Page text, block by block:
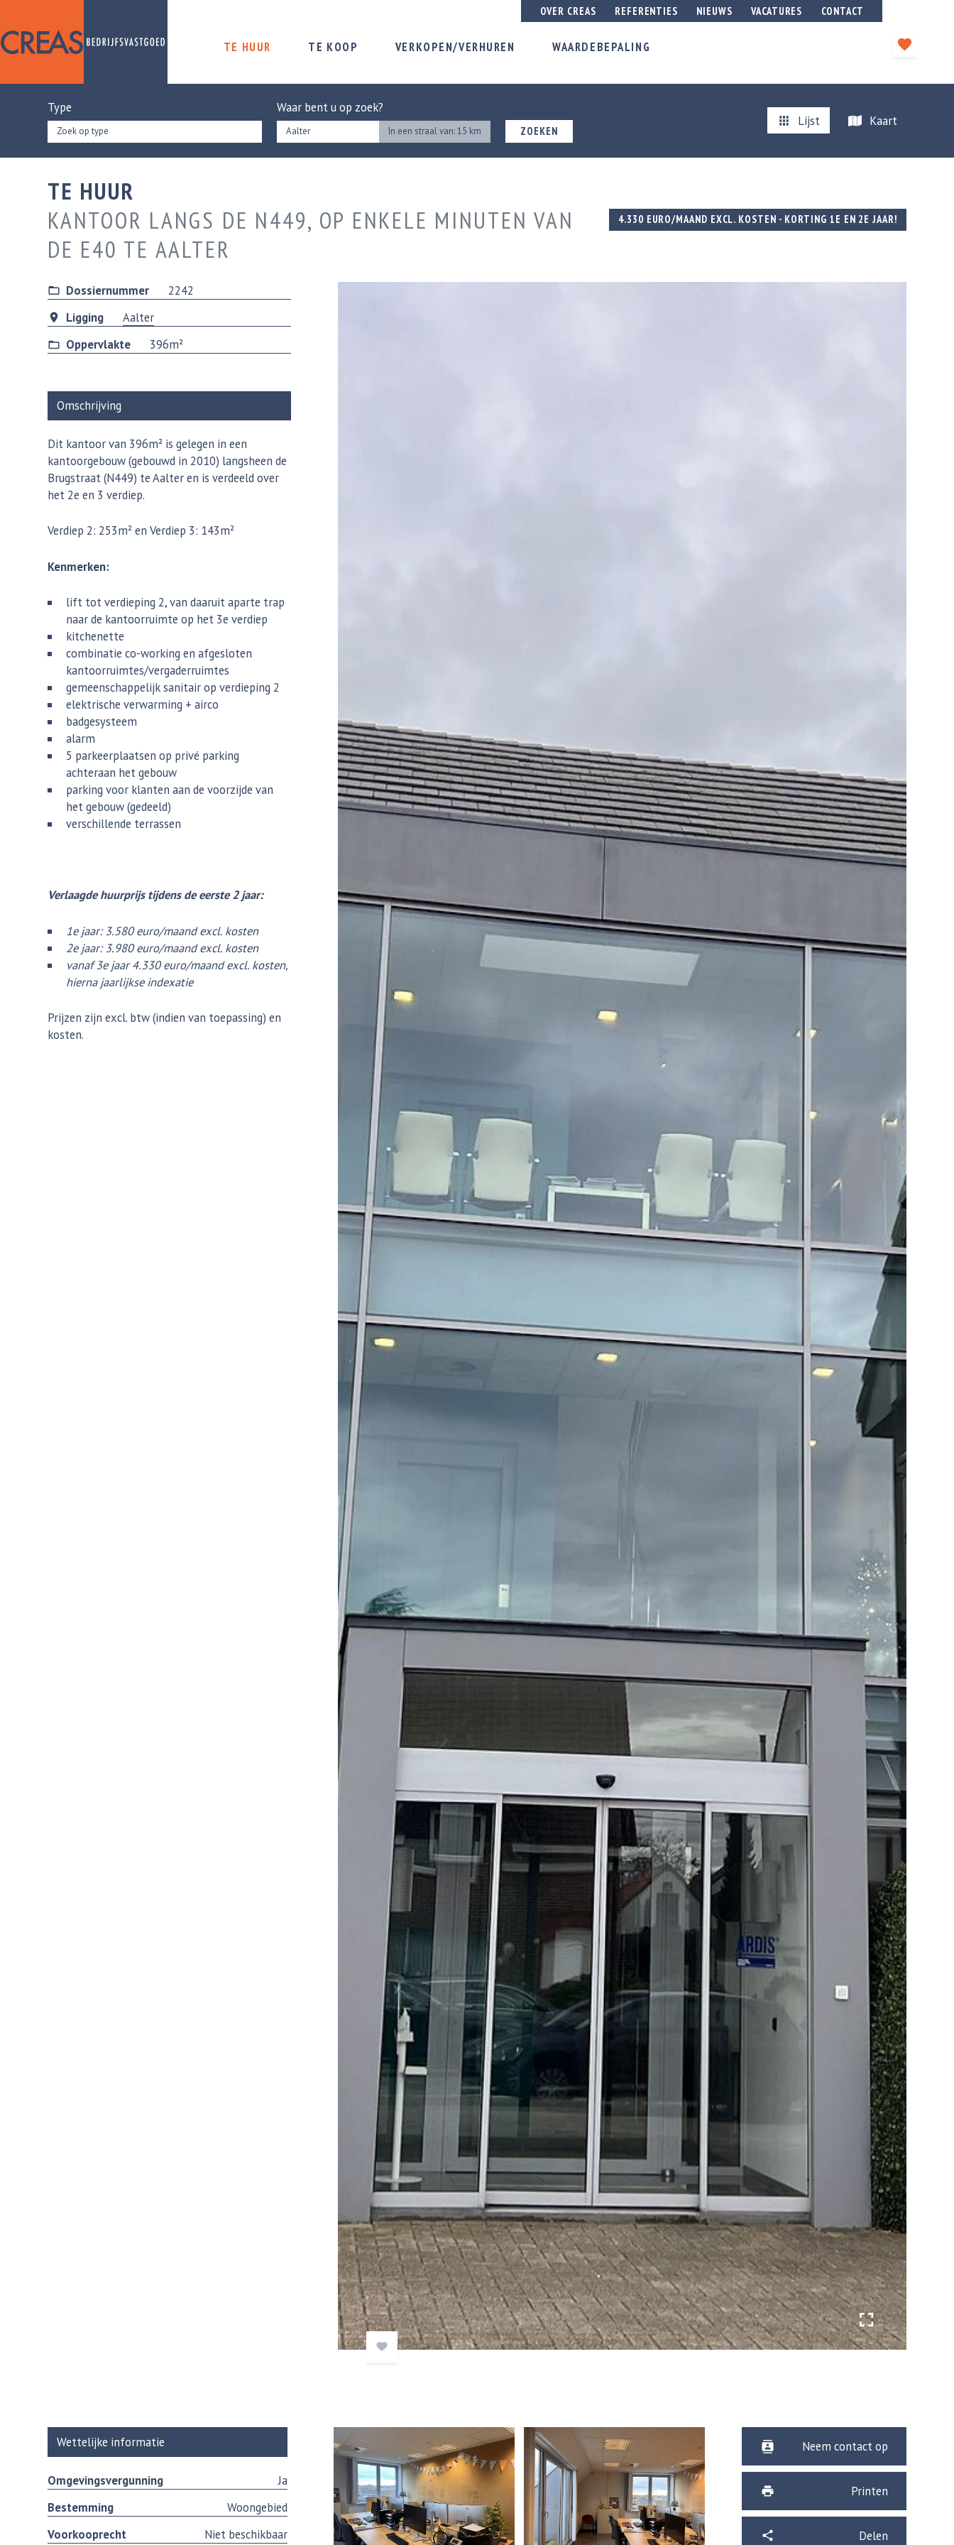
TE HUUR TE KOOP VERKOPEN/VERHUREN WAARDEBEPALING
OVER CREAS REFERENTIES NIEUWS VACATURES CONTACT
Type
Zoek op type
Waar bent u op zoek?
In een straal van: 15 km ZOEKEN
Lijst Kaart
TE HUUR
KANTOOR LANGS DE N449, OP ENKELE MINUTEN VAN
DE E40 TE AALTER
4.330 EURO/MAAND EXCL. KOSTEN - KORTING 1E EN 2E JAAR!
Dossiernummer
2242
Ligging
Aalter
Oppervlakte
396m²
Omschrijving
Dit kantoor van 396m² is gelegen in een
kantoorgebouw (gebouwd in 2010) langsheen de
Brugstraat (N449) te Aalter en is verdeeld over
het 2e en 3 verdiep.
Verdiep 2: 253m² en Verdiep 3: 143m²
Kenmerken:
lift tot verdieping 2, van daaruit aparte trap
naar de kantoorruimte op het 3e verdiep
kitchenette
combinatie co-working en afgesloten
kantoorruimtes/vergaderruimtes
gemeenschappelijk sanitair op verdieping 2
elektrische verwarming + airco
badgesysteem
alarm
5 parkeerplaatsen op privé parking
achteraan het gebouw
parking voor klanten aan de voorzijde van
het gebouw (gedeeld)
verschillende terrassen
Verlaagde huurprijs tijdens de eerste 2 jaar:
1e jaar: 3.580 euro/maand excl. kosten
2e jaar: 3.980 euro/maand excl. kosten
vanaf 3e jaar 4.330 euro/maand excl. kosten,
hierna jaarlijkse indexatie
Prijzen zijn excl. btw (indien van toepassing) en
kosten.
Wettelijke informatie
Omgevingsvergunning
Ja
Bestemming
Woongebied
Voorkooprecht
Niet beschikbaar
Neem contact op
Printen
Delen